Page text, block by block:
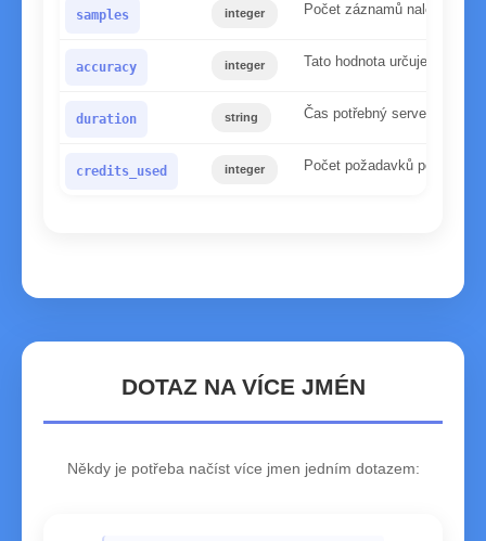
samples integer Počet záznamů
accuracy integer Tato hodnota určuje
duration string Čas potřebný serveru ke
credits_used integer Počet požadavků použitých
DOTAZ NA VÍCE JMÉN
Někdy je potřeba načíst více jmen jedním dotazem: